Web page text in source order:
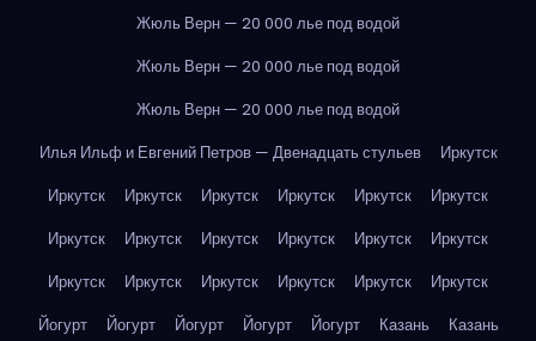
Жюль Верн — 20 000 лье под водой
Жюль Верн — 20 000 лье под водой
Жюль Верн — 20 000 лье под водой
Илья Ильф и Евгений Петров — Двенадцать стульев
Иркутск
Иркутск
Иркутск Иркутск Иркутск Иркутск
Иркутск
Иркутск
Иркутск Иркутск Иркутск Иркутск
Иркутск
Иркутск
Иркутск Иркутск Иркутск Иркутск
Иркутск
Йогурт
Йогурт Йогурт Йогурт Йогурт Казань
Казань